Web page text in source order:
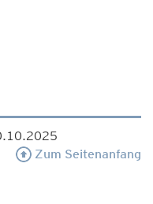
Zum Seitenanfang